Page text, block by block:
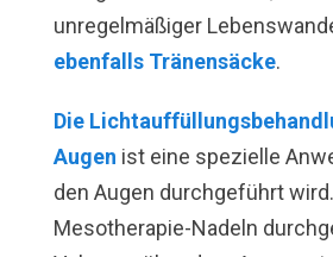
unregelmäßiger
ebenfalls Tränensäcke.
Die
Augen ist eine spezielle
den Augen durchgeführt
Mesotherapie-Nadeln